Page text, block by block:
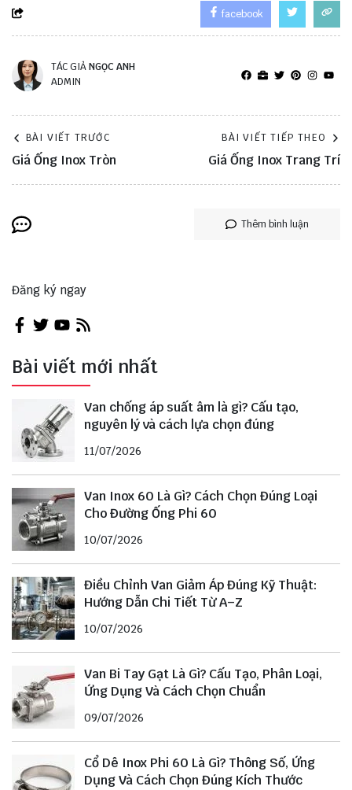
facebook
TÁC GIẢNGỌC ANH
ADMIN
BÀI VIẾT TRƯỚC
Giá Ống Inox Tròn
BÀI VIẾT TIẾP THEO
Giá Ống Inox Trang Trí
Thêm bình luận
Đăng ký ngay
Bài viết mới nhất
Van chống áp suất âm là gì? Cấu tạo,
nguyên lý và cách lựa chọn đúng
11/07/2026
Van Inox 60 Là Gì? Cách Chọn Đúng Loại
Cho Đường Ống Phi 60
10/07/2026
Điều Chỉnh Van Giảm Áp Đúng Kỹ Thuật:
Hướng Dẫn Chi Tiết Từ A–Z
10/07/2026
Van Bi Tay Gạt Là Gì? Cấu Tạo, Phân Loại,
Ứng Dụng Và Cách Chọn Chuẩn
09/07/2026
Cổ Dê Inox Phi 60 Là Gì? Thông Số, Ứng
Dụng Và Cách Chọn Đúng Kích Thước